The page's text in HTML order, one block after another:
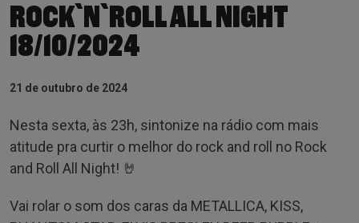
ROCK`N`ROLL ALL NIGHT
18/10/2024
21 de outubro de 2024
Nesta sexta, às 23h, sintonize na rádio com mais
atitude pra curtir o melhor do rock and roll no Rock
and Roll All Night! 🤘
Vai rolar o som dos caras da METALLICA, KISS,